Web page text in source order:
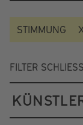
STIMMUNG
FILTER